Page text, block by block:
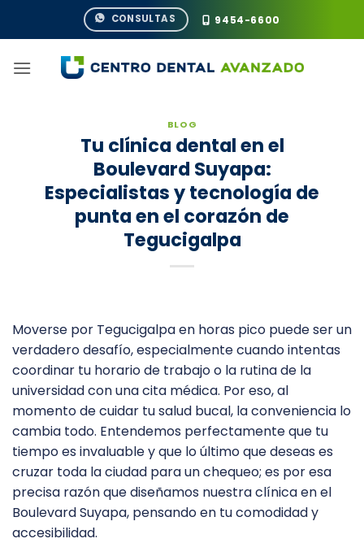
CONSULTAS 9454-6600
BLOG
Tu clínica dental en el
Boulevard Suyapa:
Especialistas y tecnología de
punta en el corazón de
Tegucigalpa
Moverse por Tegucigalpa en horas pico puede ser un
verdadero desafío, especialmente cuando intentas
coordinar tu horario de trabajo o la rutina de la
universidad con una cita médica. Por eso, al
momento de cuidar tu salud bucal, la conveniencia lo
cambia todo. Entendemos perfectamente que tu
tiempo es invaluable y que lo último que deseas es
cruzar toda la ciudad para un chequeo; es por esa
precisa razón que diseñamos nuestra clínica en el
Boulevard Suyapa, pensando en tu comodidad y
accesibilidad.